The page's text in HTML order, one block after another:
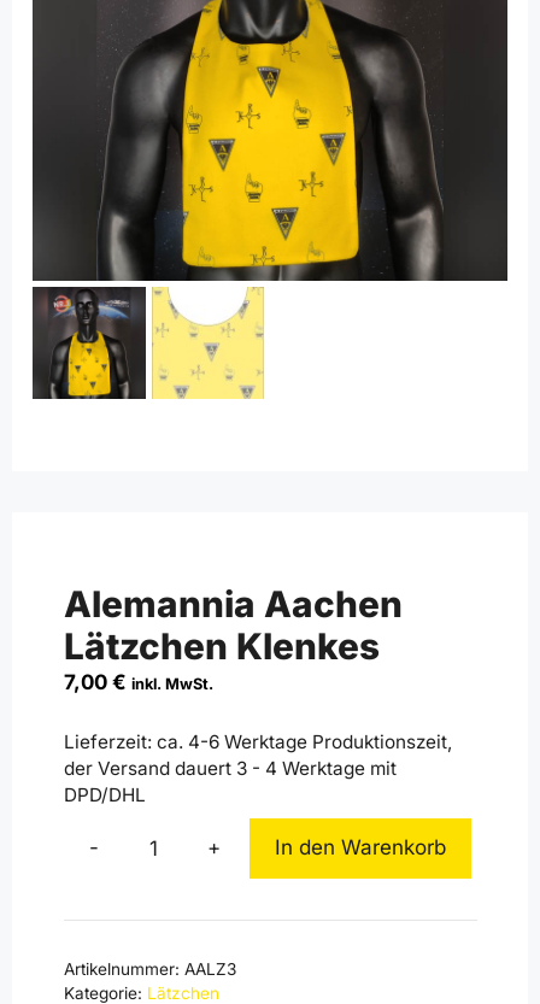
Alemannia Aachen
Lätzchen Klenkes
7,00 € inkl. MwSt.
Lieferzeit: ca. 4-6 Werktage Produktionszeit,
der Versand dauert 3 - 4 Werktage mit
DPD/DHL
-
Alemannia
Lätzchen
+ In den Warenkorb
Artikelnummer: AALZ3
Kategorie: Lätzchen